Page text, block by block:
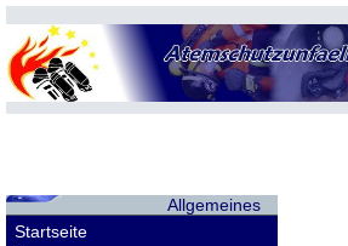
Allgemeines
Startseite